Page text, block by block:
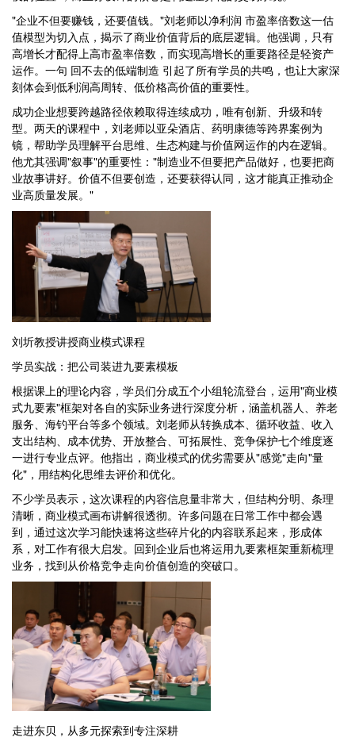
"企业不但要赚钱，还要值钱。"刘老师以净利润 市盈率倍数这一估
值模型为切入点，揭示了商业价值背后的底层逻辑。他强调，只有
高增长才配得上高市盈率倍数，而实现高增长的重要路径是轻资产
运作。一句 回不去的低端制造 引起了所有学员的共鸣，也让大家深
刻体会到低利润高周转、低价格高价值的重要性。
成功企业想要跨越路径依赖取得连续成功，唯有创新、升级和转
型。两天的课程中，刘老师以亚朵酒店、药明康德等跨界案例为
镜，帮助学员理解平台思维、生态构建与价值网运作的内在逻辑。
他尤其强调"叙事"的重要性："制造业不但要把产品做好，也要把商
业故事讲好。价值不但要创造，还要获得认同，这才能真正推动企
业高质量发展。"
刘圻教授讲授商业模式课程
学员实战：把公司装进九要素模板
根据课上的理论内容，学员们分成五个小组轮流登台，运用"商业模
式九要素"框架对各自的实际业务进行深度分析，涵盖机器人、养老
服务、海钓平台等多个领域。刘老师从转换成本、循环收益、收入
支出结构、成本优势、开放整合、可拓展性、竞争保护七个维度逐
一进行专业点评。他指出，商业模式的优劣需要从"感觉"走向"量
化"，用结构化思维去评价和优化。
不少学员表示，这次课程的内容信息量非常大，但结构分明、条理
清晰，商业模式画布讲解很透彻。许多问题在日常工作中都会遇
到，通过这次学习能快速将这些碎片化的内容联系起来，形成体
系，对工作有很大启发。回到企业后也将运用九要素框架重新梳理
业务，找到从价格竞争走向价值创造的突破口。
走进东贝，从多元探索到专注深耕